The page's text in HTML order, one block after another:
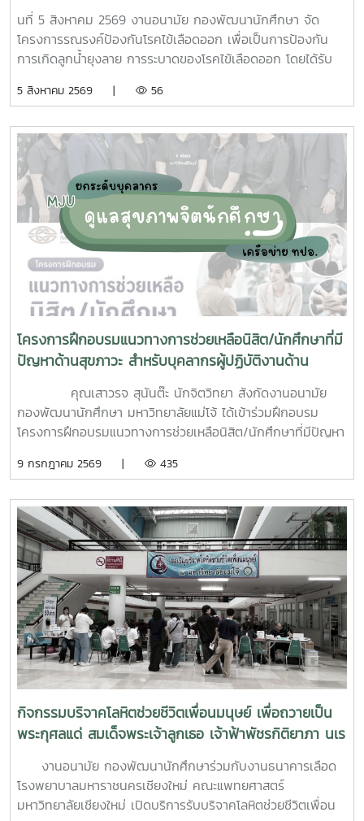
นที่ 5 สิงหาคม 2569 งานอนามัย กองพัฒนานักศึกษา จัด
โครงการรณรงค์ป้องกันโรคไข้เลือดออก เพื่อเป็นการป้องกัน
การเกิดลูกน้ำยุงลาย การระบาดของโรคไข้เลือดออก โดยได้รับ
นักศึกษาจิตอาสา ร่วมกันสำรวจทำลายแหล่งเพาะพันธุ์ยุงลาย
มหาวิทยาลัยแม่โจ้ ทั้งนี้ได้รับความอนุเคราะห์รถรับนักศึกษาจาก
กองกายภาพและสิ่งแวดล้อม
5 สิงหาคม 2569 | 56
โครงการฝึกอบรมแนวทางการช่วยเหลือนิสิต/นักศึกษาที่มี
ปัญหาด้านสุขภาวะ สำหรับบุคลากรผู้ปฏิบัติงานด้าน
คุณเสาวรจ สุนันต๊ะ นักจิตวิทยา สังกัดงานอนามัย
กองพัฒนานักศึกษา มหาวิทยาลัยแม่โจ้ ได้เข้าร่วมฝึกอบรม
โครงการฝึกอบรมแนวทางการช่วยเหลือนิสิต/นักศึกษาที่มีปัญหา
ที่ 6–7 กรกฎาคม 2569 ณ ห้องบรรยาย ชั้น 1 กองพัฒนานิสิต
บุคลากรจากทั้งเครือข่าย ทปอ. และเครือข่ายสมาคมอุดมศึกษา
เอกชนแห่งประเทศไทย (สสอท.) การอบรมครั้งนี้มุ่งเน้นการ
พัฒนาองค์ความรู้และทักษะที่จำเป็นในการดูแลนิสิตนักศึกษา
ครอบคลุมตั้งแต่:ความรู้พื้นฐานด้านสุขภาพจิต: เรียนรู้แนวโน้ม
ปัญหา และปัจจัยเสี่ยงต่าง ๆ การคัดกรองและประเมินสุขภาพจิต
เบื้องต้น: ด้วยเครื่องมือมาตรฐาน เช่น DASS-21, PHQ-9 และ
ST-5 ทักษะการให้คำปรึกษาเบื้องต้น: อาทิ การฟังอย่างตั้งรับ
(Active Listening), ความเข้าใจใส่ใจ (Empathy) และการ
ปฐมพยาบาลทางจิตใจ (Psychological First Aid: PFA)
นอกจากนี้ ยังมีการเรียนรู้ระบบการดูแลและการส่งต่อกรณี
ฉุกเฉิน การทำงานร่วมกับผู้เชี่ยวชาญทางการแพทย์ ตลอดจน
การติดตามดูแลนิสิตอย่างต่อเนื่องสำหรับวันที่สองของการอบรม
มุ่งเน้นการจัดการสถานการณ์วิกฤตในมหาวิทยาลัย เช่น ภาวะ
เสี่ยงต่อการฆ่าตัวตาย การทำร้ายตนเอง ความรุนแรง และการก
ลั่นแกล้งทางไซเบอร์ (Cyberbullying) รวมถึงการออกแบบ
กิจกรรมเชิงป้องกันเพื่อสร้างความยืดหยุ่นทางใจ (Resilience)
9 กรกฎาคม 2569 | 435
กิจกรรมบริจาคโลหิตช่วยชีวิตเพื่อนมนุษย์ เพื่อถวายเป็น
พระกุศลแด่ สมเด็จพระเจ้าลูกเธอ เจ้าฟ้าพัชรกิติยาภา นเร
นทิราเทพยวดี กรมหลวงราช สาริณีสิริพัชร มหาวัชรราช
ธิดางานอนามัย กองพัฒนานักศึกษาร่วมกับงานธนาคารเลือด
โรงพยาบาลมหาราชนครเชียงใหม่ คณะแพทยศาสตร์
มหาวิทยาลัยเชียงใหม่ เปิดบริการรับบริจาคโลหิตช่วยชีวิตเพื่อน